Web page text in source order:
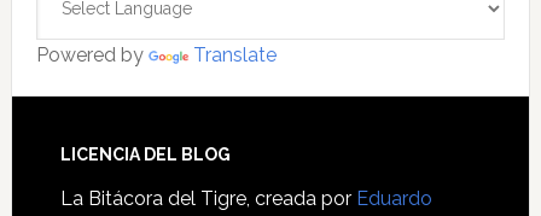
Powered by Translate
Footer
LICENCIA DEL BLOG
La Bitácora del Tigre, creada por Eduardo